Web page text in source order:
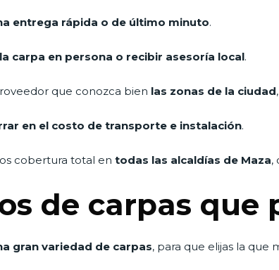
entrega rápida o de último minuto.
carpa en persona o recibir asesoría local.
que conozca bien las zonas de la ciudad
en el costo de transporte e instalación.
cobertura total en todas las alcaldías de Maza,
de carpas que
gran variedad de carpas, para que elijas la que